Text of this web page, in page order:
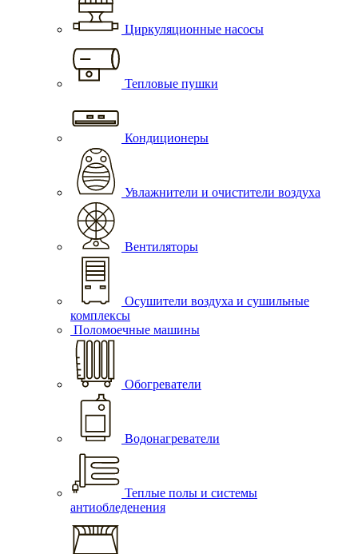
Циркуляционные насосы
Тепловые пушки
Кондиционеры
Увлажнители и очистители воздуха
Вентиляторы
Осушители воздуха и сушильные
комплексы
Поломоечные машины
Обогреватели
Водонагреватели
Теплые полы и системы
антиобледенения